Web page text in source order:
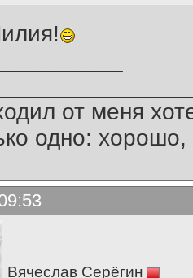
от меня
одно:
Вячеслав Серёгин